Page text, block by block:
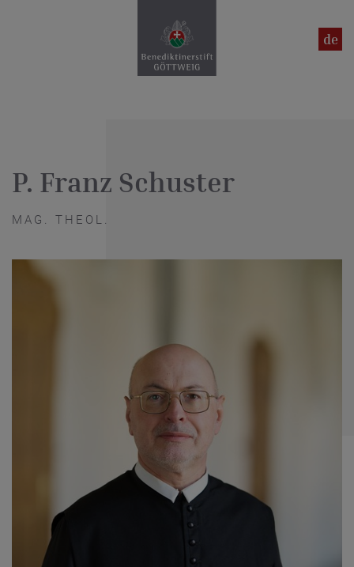
en
de
P. Franz Schuster
MAG. THEOL.